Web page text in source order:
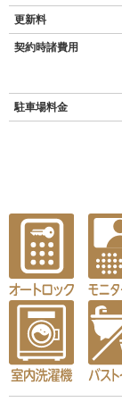
更新料
契約時諸費用
駐車場料金